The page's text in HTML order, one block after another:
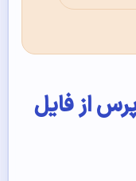
از فایل